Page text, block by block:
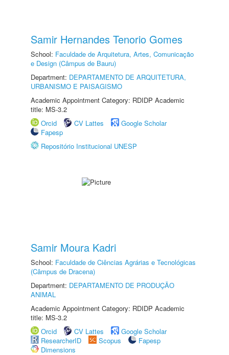
Samir Hernandes Tenorio Gomes
School: Faculdade de Arquitetura, Artes, Comunicação
e Design (Câmpus de Bauru)
Department: DEPARTAMENTO DE ARQUITETURA,
URBANISMO E PAISAGISMO
Academic Appointment Category: RDIDP Academic
title: MS-3.2
Orcid
CV Lattes
Google Scholar
Fapesp
Repositório Institucional UNESP
Samir Moura Kadri
School: Faculdade de Ciências Agrárias e Tecnológicas
(Câmpus de Dracena)
Department: DEPARTAMENTO DE PRODUÇÃO
ANIMAL
Academic Appointment Category: RDIDP Academic
title: MS-3.2
Orcid
CV Lattes
Google Scholar
ResearcherID
Scopus
Fapesp
Dimensions